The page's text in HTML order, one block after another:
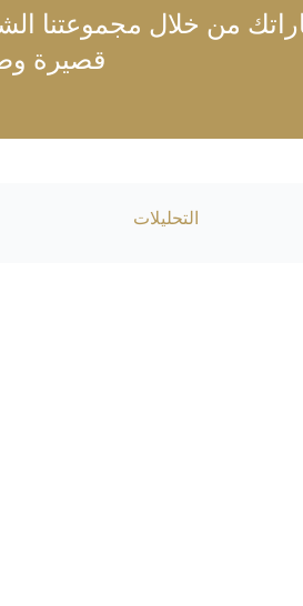
من خلال مجموعتنا
قصيرة
التحليلات